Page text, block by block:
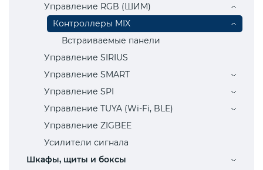
Управление RGB (ШИМ)
Контроллеры MIX
Встраиваемые панели
Управление SIRIUS
Управление SMART
Управление SPI
Управление TUYA (Wi-Fi, BLE)
Управление ZIGBEE
Усилители сигнала
Шкафы, щиты и боксы